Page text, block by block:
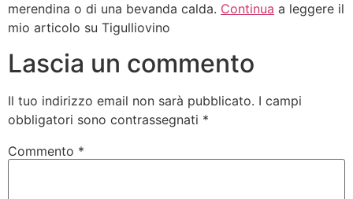
merendina o di una bevanda calda. Continua a leggere il
mio articolo su Tigulliovino
Lascia un commento
Il tuo indirizzo email non sarà pubblicato. I campi
obbligatori sono contrassegnati *
Commento *